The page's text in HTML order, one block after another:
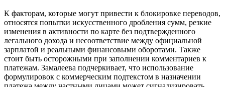
К факторам, которые могут привести к блокировке переводов,
относятся попытки искусственного дробления сумм, резкие
изменения в активности по карте без подтвержденного
легального дохода и несоответствие между официальной
зарплатой и реальными финансовыми оборотами. Также
стоит быть осторожными при заполнении комментариев к
платежам. Замалеева подчеркивает, что использование
формулировок с коммерческим подтекстом в назначении